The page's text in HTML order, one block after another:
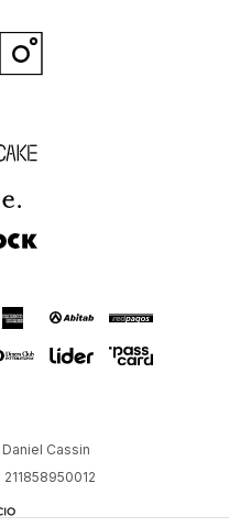

Cassin
211858950012